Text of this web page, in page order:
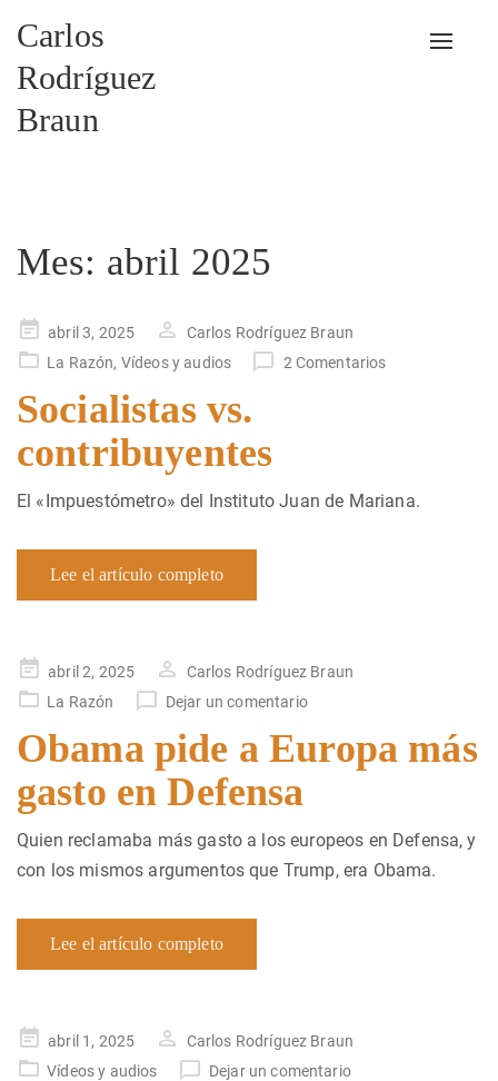
Carlos
Rodríguez
Braun
Mes: abril 2025
Publicado
en
abril 3, 2025
Carlos Rodríguez Braun
La Razón, Vídeos y audios 2 Comentarios
Socialistas vs.
contribuyentes
El «Impuestómetro» del Instituto Juan de Mariana.
Lee el artículo completo
Publicado
en
abril 2, 2025
Carlos Rodríguez Braun
La Razón
Dejar un comentario
Obama pide a Europa más
gasto en Defensa
Quien reclamaba más gasto a los europeos en Defensa, y
con los mismos argumentos que Trump, era Obama.
Lee el artículo completo
Publicado
en
abril 1, 2025
Carlos Rodríguez Braun
Vídeos y audios
Dejar un comentario